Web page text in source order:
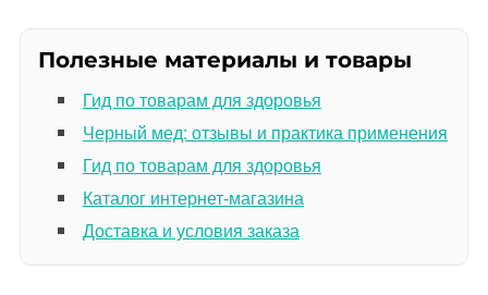
Полезные материалы и товары
Гид по товарам для здоровья
Черный мед: отзывы и практика применения
Гид по товарам для здоровья
Каталог интернет-магазина
Доставка и условия заказа